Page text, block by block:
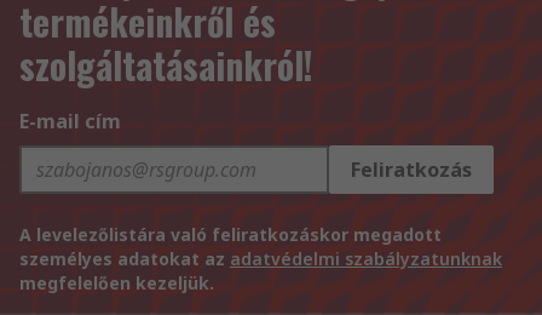
termékeinkről és
szolgáltatásainkról!
E-mail cím
Feliratkozás
A levelezőlistára való feliratkozáskor megadott
személyes adatokat az adatvédelmi szabályzatunknak
megfelelően kezeljük.